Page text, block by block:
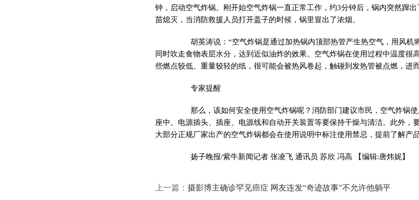
钟，启动空气炸锅。刚开始空气炸锅一直正常工作，约3分钟后，锅内突然蹿
苗熄灭，当消防救援人员打开盖子的时候，锅里冒出了浓烟。
胡英涛说：“空气炸锅是通过加热锅内顶部热管产生热空气，用风机
同时吹走食物表层水分，达到近似油炸的效果。空气炸锅在使用过程中温度很
些燃点较低、重量较轻的纸，很可能会被热风卷起，触碰到发热管被点燃，进
专家提醒
那么，该如何安全使用空气炸锅呢？消防部门建议市民，空气炸锅使
座中。电源插头、插座、电源线和自动开关装置等要保持干燥与清洁。此外，
大部分正规厂家出产的空气炸锅都会在使用说明中标注使用禁忌，提前了解产
扬子晚报/紫牛新闻记者 张凌飞 通讯员 苏欣 冯高 【编辑:唐炜妮】
上一篇： 摄影博主确诊罕见癌症 网友连发“奇迹故事”不允许他躺平